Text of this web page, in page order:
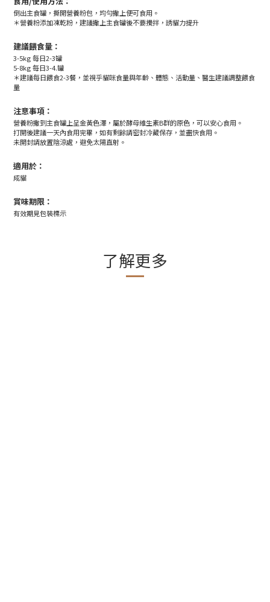
倒出主食罐，撕開營養粉包，均勻撒上便可食用。
＊營養粉添加凍乾粉，建議撒上主食罐後不要攪拌，誘貓力提升
建議餵食量：
3-5kg 每日2-3罐
5-8kg 每日3-4.罐
＊建議每日餵食2-3餐，並視乎貓咪食量與年齡、體態、活動量、醫生建議調整餵食
量
注意事項：
營養粉撒到主食罐上呈金黃色澤，屬於酵母維生素B群的原色，可以安心食用。
打開後建議一天內食用完畢，如有剩餘請密封冷藏保存，並盡快食用。
未開封請放置陰涼處，避免太陽直射。
適用於：
成貓
賞味期限：
有效期見包裝標示
了解更多